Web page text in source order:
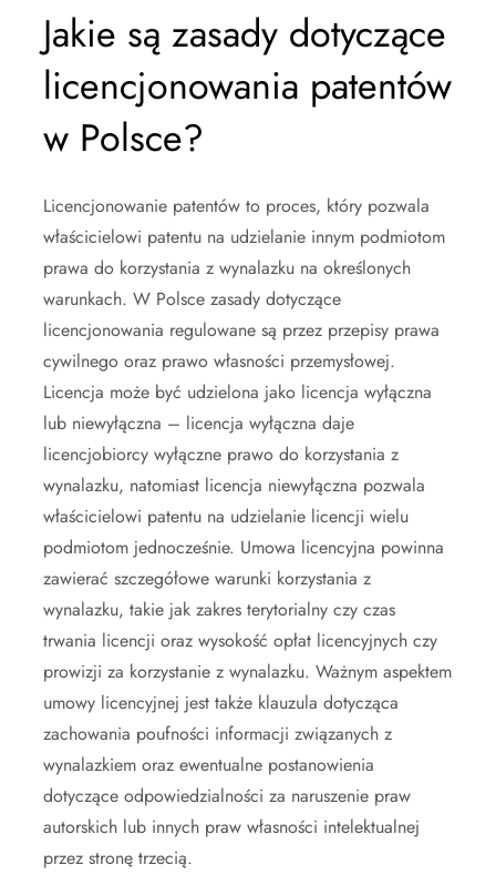
Jakie są zasady dotyczące
licencjonowania patentów
w Polsce?
Licencjonowanie patentów to proces, który pozwala
właścicielowi patentu na udzielanie innym podmiotom
prawa do korzystania z wynalazku na określonych
warunkach. W Polsce zasady dotyczące
licencjonowania regulowane są przez przepisy prawa
cywilnego oraz prawo własności przemysłowej.
Licencja może być udzielona jako licencja wyłączna
lub niewyłączna – licencja wyłączna daje
licencjobiorcy wyłączne prawo do korzystania z
wynalazku, natomiast licencja niewyłączna pozwala
właścicielowi patentu na udzielanie licencji wielu
podmiotom jednocześnie. Umowa licencyjna powinna
zawierać szczegółowe warunki korzystania z
wynalazku, takie jak zakres terytorialny czy czas
trwania licencji oraz wysokość opłat licencyjnych czy
prowizji za korzystanie z wynalazku. Ważnym aspektem
umowy licencyjnej jest także klauzula dotycząca
zachowania poufności informacji związanych z
wynalazkiem oraz ewentualne postanowienia
dotyczące odpowiedzialności za naruszenie praw
autorskich lub innych praw własności intelektualnej
przez stronę trzecią.